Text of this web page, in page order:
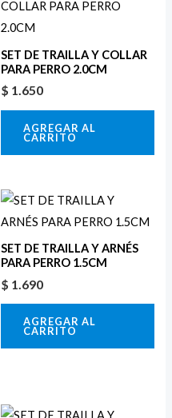
SET DE TRAILLA Y COLLAR
PARA PERRO 2.0CM
$ 1.650
AGREGAR AL
CARRITO
SET DE TRAILLA Y ARNÉS
PARA PERRO 1.5CM
$ 1.690
AGREGAR AL
CARRITO